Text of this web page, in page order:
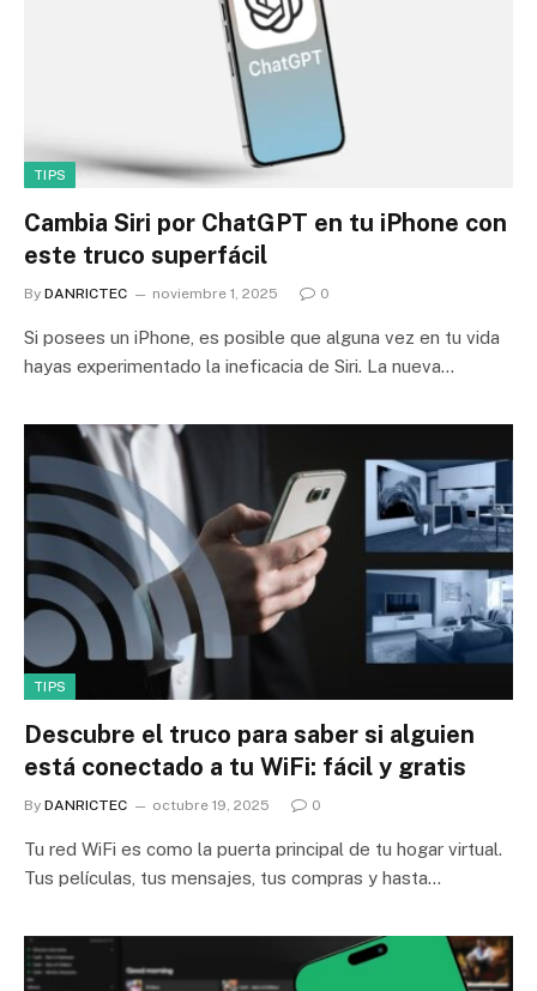
TIPS
Cambia Siri por ChatGPT en tu iPhone con
este truco superfácil
By DANRICTEC noviembre 1, 2025 0
Si posees un iPhone, es posible que alguna vez en tu vida
hayas experimentado la ineficacia de Siri. La nueva…
TIPS
Descubre el truco para saber si alguien
está conectado a tu WiFi: fácil y gratis
By DANRICTEC octubre 19, 2025 0
Tu red WiFi es como la puerta principal de tu hogar virtual.
Tus películas, tus mensajes, tus compras y hasta…